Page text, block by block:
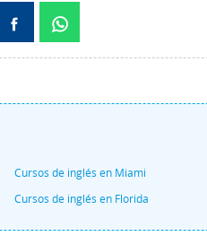
Cursos de inglés en Miami
Cursos de inglés en Florida